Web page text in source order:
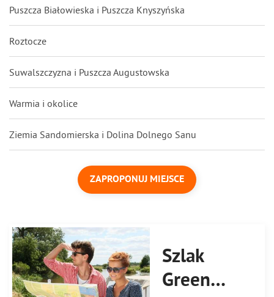
Puszcza Białowieska i Puszcza Knyszyńska
Roztocze
Suwalszczyzna i Puszcza Augustowska
Warmia i okolice
Ziemia Sandomierska i Dolina Dolnego Sanu
ZAPROPONUJ MIEJSCE
Szlak
Green